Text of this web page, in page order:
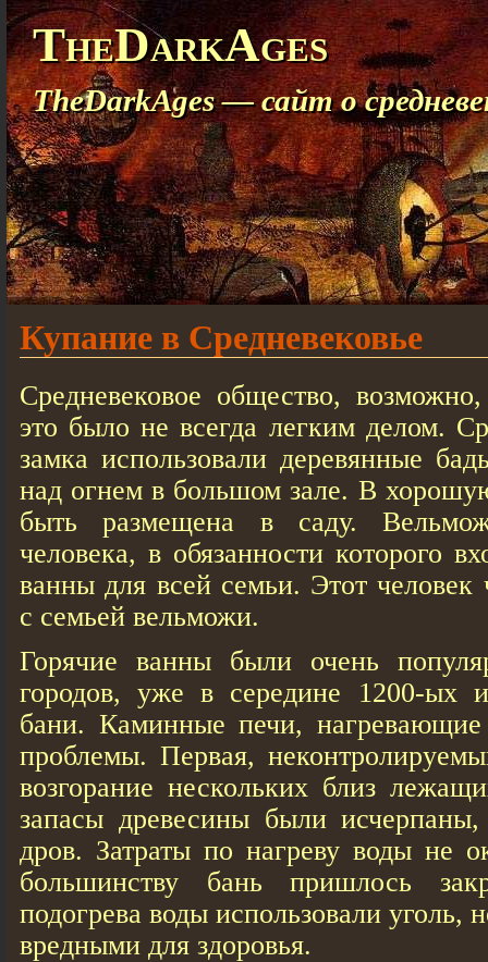
TheDarkAges
TheDarkAges — сайт о
Купание в Средневековье
Средневековое общество,
это было не всегда легким делом.
замка использовали деревянные
над огнем в большом зале. В
быть размещена в саду.
человека, в обязанности которого
ванны для всей семьи. Этот человек
с семьей вельможи.
Горячие ванны были очень
городов, уже в середине 1200-ых
бани. Каминные печи, нагревающие
проблемы. Первая,
возгорание нескольких близ
запасы древесины были исчерпаны,
дров. Затраты по нагреву воды не
большинству бань пришлось
подогрева воды использовали уголь,
вредными для здоровья.